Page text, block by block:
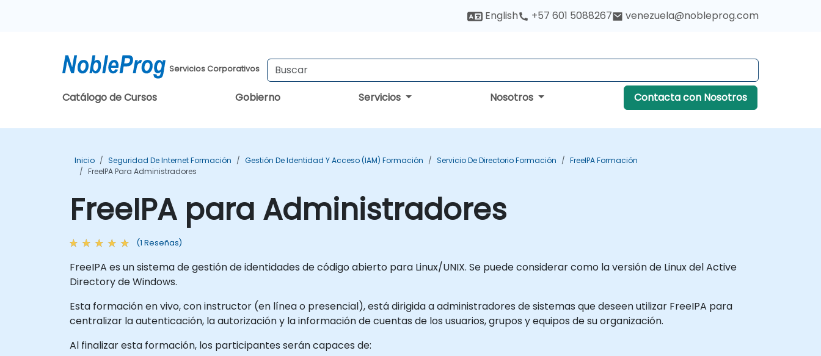
English +57 601 5088267 venezuela@nobleprog.com
Servicios Corporativos
Catálogo de Cursos Gobierno Servicios Nosotros Contacta con Nosotros
Inicio Seguridad De Internet Formación Gestión De Identidad Y Acceso (IAM) Formación Servicio De Directorio Formación
FreeIPA Formación
FreeIPA Para Administradores
FreeIPA para Administradores
(1 Reseñas)
FreeIPA es un sistema de gestión de identidades de código abierto para Linux/UNIX. Se puede considerar como la versión de Linux del Active
Directory de Windows.
Esta formación en vivo, con instructor (en línea o presencial), está dirigida a administradores de sistemas que deseen utilizar FreeIPA para
centralizar la autenticación, la autorización y la información de cuentas de los usuarios, grupos y equipos de su organización.
Al finalizar esta formación, los participantes serán capaces de: